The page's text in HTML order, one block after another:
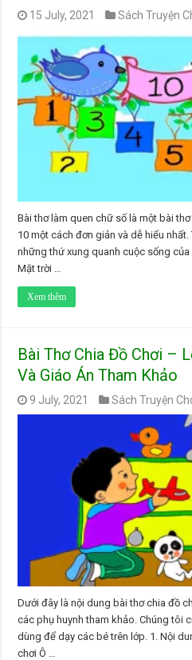
15 July, 2021 Sách Truyện
Bài thơ làm quen chữ số là một bài
10 một cách đơn giản và dễ hiểu
những thứ xung quanh cuộc sống
Mặt trời …
Xem thêm
Bài Thơ Chia Đồ Chơi –
Và Giáo Án Tham Khảo
9 July, 2021 Sách Truyện
Dưới đây là nội dung bài thơ chia đồ
các phụ huynh tham khảo. Chúng tôi
dùng để dạy các bé trên lớp. 1. Nội
chơi Ô …